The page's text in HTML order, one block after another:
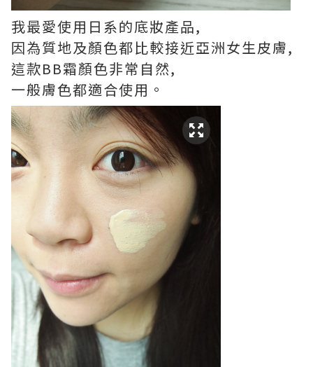
我最愛使用日系的底妝產品,
因為質地及顏色都比較接近亞洲女生皮膚,
這款BB霜顏色非常自然,
一般膚色都適合使用。